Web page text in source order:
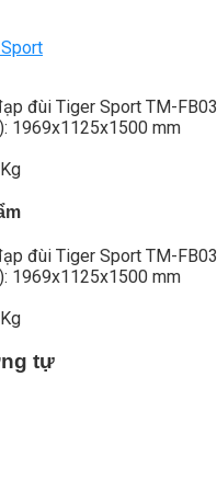
đùi Tiger Sport TM-FB03
1969x1125x1500 mm
đùi Tiger Sport TM-FB03
1969x1125x1500 mm
tự